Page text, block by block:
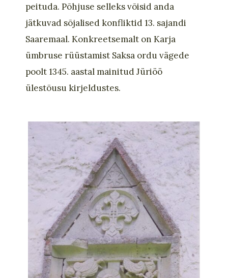
peituda. Põhjuse selleks võisid anda
jätkuvad sõjalised konfliktid 13. sajandi
Saaremaal. Konkreetsemalt on Karja
ümbruse rüüstamist Saksa ordu vägede
poolt 1345. aastal mainitud Jüriöö
ülestõusu kirjeldustes.